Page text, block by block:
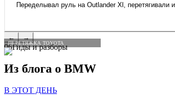
ПЕРЕТЯЖКА TOYOTA
Переделывал руль на Outlander Xl,
←
→
06Гиды и разборы
Из блога о BMW
В ЭТОТ ДЕНЬ